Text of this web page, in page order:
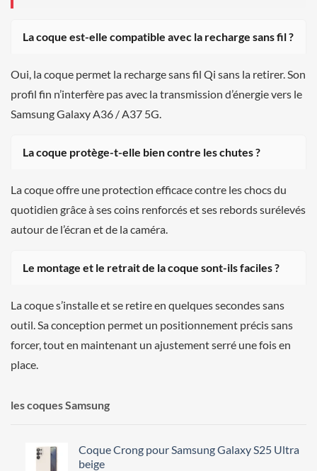
La coque est-elle compatible avec la recharge sans fil ?
Oui, la coque permet la recharge sans fil Qi sans la retirer. Son
profil fin n’interfère pas avec la transmission d’énergie vers le
Samsung Galaxy A36 / A37 5G.
La coque protège-t-elle bien contre les chutes ?
La coque offre une protection efficace contre les chocs du
quotidien grâce à ses coins renforcés et ses rebords surélevés
autour de l’écran et de la caméra.
Le montage et le retrait de la coque sont-ils faciles ?
La coque s’installe et se retire en quelques secondes sans
outil. Sa conception permet un positionnement précis sans
forcer, tout en maintenant un ajustement serré une fois en
place.
les coques Samsung
Coque Crong pour Samsung Galaxy S25 Ultra
beige